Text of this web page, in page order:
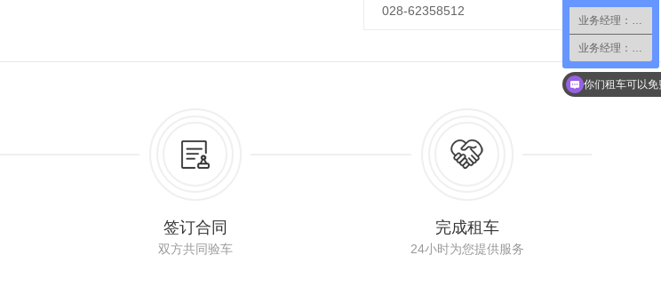
028-62358512
签订合同
双方共同验车
完成租车
24小时为您提供服务
你们租车可以